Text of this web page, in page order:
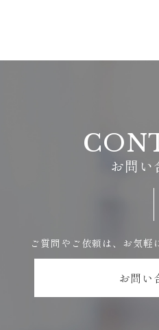
お問い
ご質問やご依頼は、お気軽
お問い